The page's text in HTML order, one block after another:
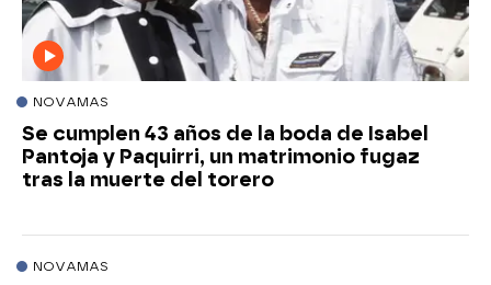
NOVAMAS
Se cumplen 43 años de la boda de Isabel
Pantoja y Paquirri, un matrimonio fugaz
tras la muerte del torero
NOVAMAS